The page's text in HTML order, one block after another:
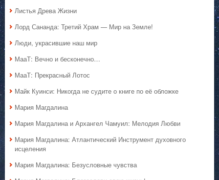
Листья Древа Жизни
Лорд Сананда: Третий Храм — Мир на Земле!
Люди, украсившие наш мир
МааТ: Вечно и бесконечно…
МааТ: Прекрасный Лотос
Майк Куинси: Никогда не судите о книге по её обложке
Мария Магдалина
Мария Магдалина и Архангел Чамуил: Мелодия Любви
Мария Магдалина: Атлантический Инструмент духовного
исцеления
Мария Магдалина: Безусловные чувства